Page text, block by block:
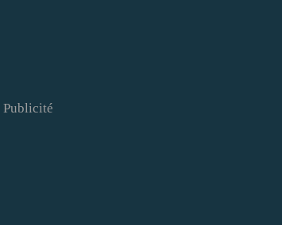
Publicité